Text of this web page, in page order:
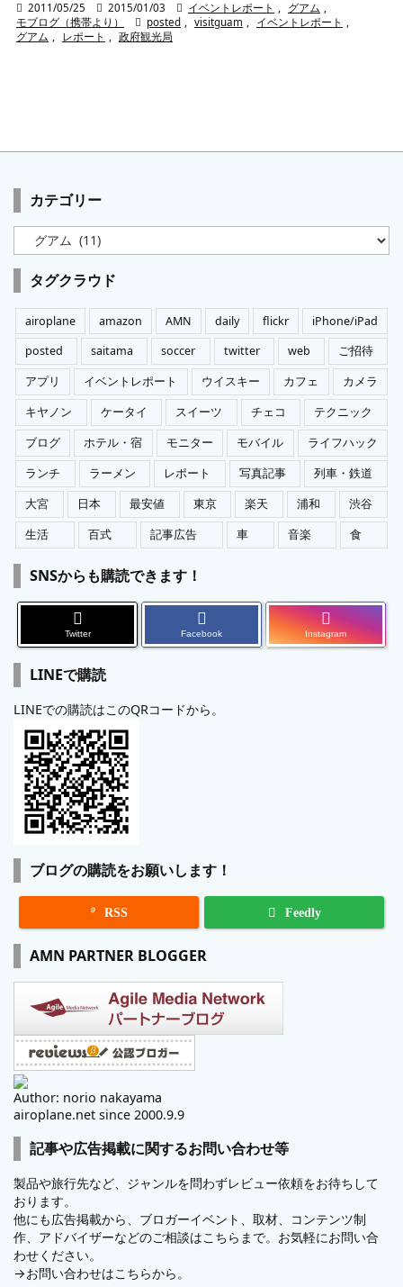
 2011/05/25  2015/01/03  イベントレポート , グアム ,
モブログ（携帯より）
 posted , visitguam , イベントレポート ,
グアム , レポート , 政府観光局
カテゴリー
テ
ゴ
リ
ー
タグクラウド
airoplane amazon AMN daily flickr
iPhone/iPad
posted
saitama soccer twitter web
ご招待
アプリ
イベントレポート ウイスキー カフェ
カメラ
キヤノン
ケータイ スイーツ チェコ
テクニック
ブログ
ホテル・宿 モニター モバイル
ライフハック
ランチ
ラーメン レポート 写真記事
列車・鉄道
大宮
日本 最安値 東京 楽天 浦和
渋谷
生活
百式 記事広告 車 音楽 食
SNSからも購読できます！
Twitter Facebook Instagram
LINEで購読
LINEでの購読はこのQRコードから。
ブログの購読をお願いします！
 RSS Feedly
AMN PARTNER BLOGGER
Author: norio nakayama
airoplane.net since 2000.9.9
記事や広告掲載に関するお問い合わせ等
製品や旅行先など、ジャンルを問わずレビュー依頼をお待ちして
おります。
他にも広告掲載から、ブロガーイベント、取材、コンテンツ制
作、アドバイザーなどのご相談はこちらまで。お気軽にお問い合
わせください。
→お問い合わせはこちらから。